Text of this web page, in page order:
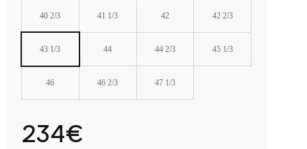
40 2/3 41 1/3 42 42 2/3
43 1/3 44 44 2/3 45 1/3
46 46 2/3 47 1/3
234€